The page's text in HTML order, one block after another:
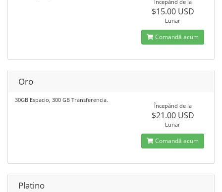
Începănd de la
$15.00 USD
Lunar
Comandă acum
Oro
30GB Espacio, 300 GB Transferencia.
Începănd de la
$21.00 USD
Lunar
Comandă acum
Platino